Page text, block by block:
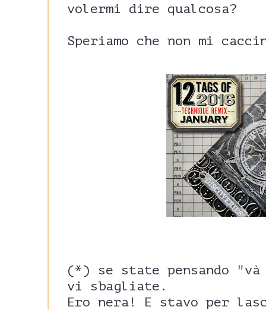
volermi dire qualcosa?
Speriamo che non mi
(*) se state pensando
vi sbagliate.
Ero nera! E stavo per